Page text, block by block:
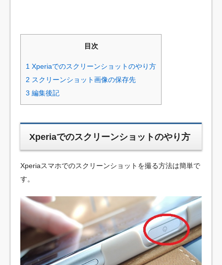
目次
1 Xperiaでのスクリーンショットのやり方
2 スクリーンショット画像の保存先
3 編集後記
Xperiaでのスクリーンショットのやり方
Xperiaスマホでのスクリーンショットを撮る方法は簡単で
す。